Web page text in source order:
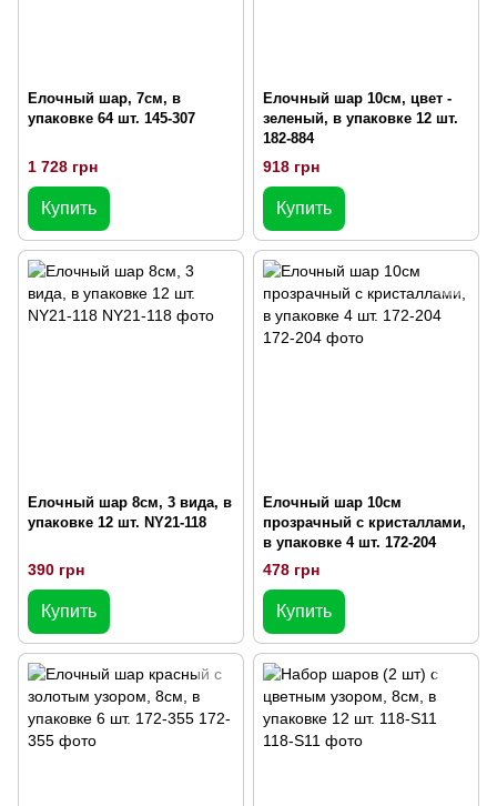
Елочный шар, 7см, в
упаковке 64 шт. 145-307
1 728 грн
Купить
Елочный шар 10см, цвет -
зеленый, в упаковке 12 шт.
182-884
918 грн
Купить
Елочный шар 8см, 3 вида, в
упаковке 12 шт. NY21-118
390 грн
Купить
Елочный шар 10см
прозрачный с кристаллами,
в упаковке 4 шт. 172-204
478 грн
Купить